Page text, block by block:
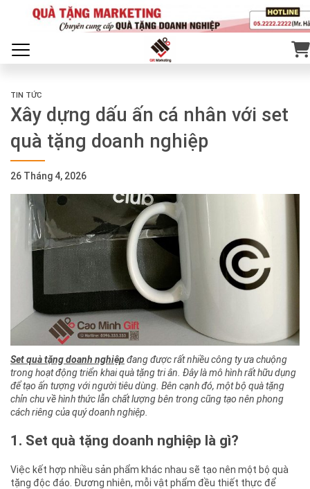
TIN TỨC
Xây dựng dấu ấn cá nhân với set
quà tặng doanh nghiệp
26 Tháng 4, 2026
Set quà tặng doanh nghiệp đang được rất nhiều công ty ưa chuộng
trong hoạt động triển khai quà tặng tri ân. Đây là mô hình rất hữu dụng
để tạo ấn tượng với người tiêu dùng. Bên cạnh đó, một bộ quà tặng
chỉn chu về hình thức lẫn chất lượng bên trong cũng tạo nên phong
cách riêng của quý doanh nghiệp.
1. Set quà tặng doanh nghiệp là gì?
Việc kết hợp nhiều sản phẩm khác nhau sẽ tạo nên một bộ quà
tặng độc đáo. Đương nhiên, mỗi vật phẩm đều thiết thực để